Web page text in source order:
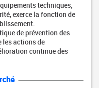
techniques,
exerce la fonction de
de prévention des
les actions de
continue des